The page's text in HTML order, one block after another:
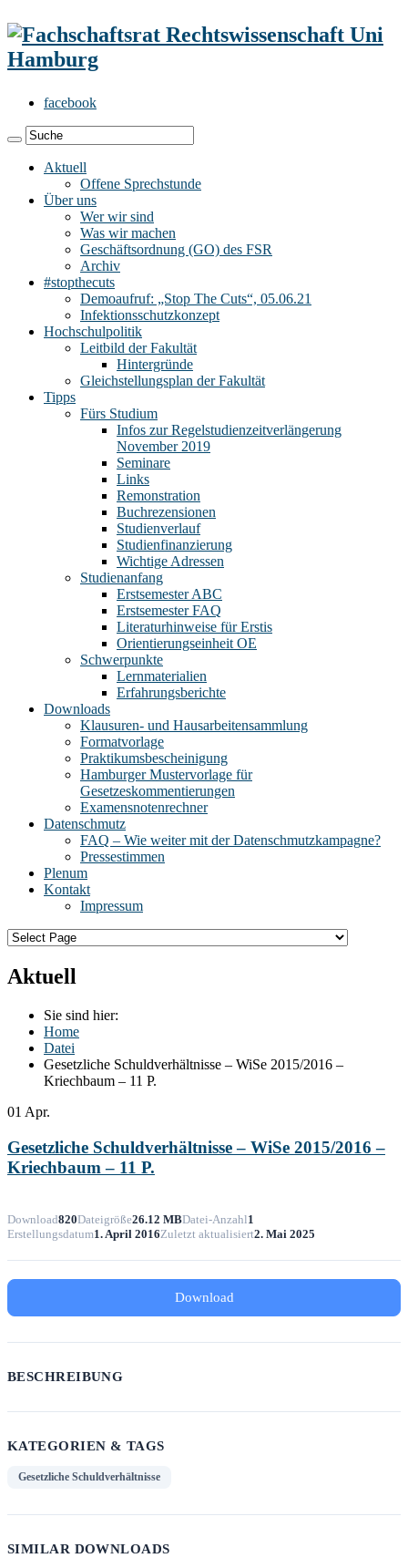
facebook
Aktuell
Offene Sprechstunde
Über uns
Wer wir sind
Was wir machen
Geschäftsordnung (GO) des FSR
Archiv
#stopthecuts
Demoaufruf: „Stop The Cuts“, 05.06.21
Infektionsschutzkonzept
Hochschulpolitik
Leitbild der Fakultät
Hintergründe
Gleichstellungsplan der Fakultät
Tipps
Fürs Studium
Infos zur Regelstudienzeitverlängerung
November 2019
Seminare
Links
Remonstration
Buchrezensionen
Studienverlauf
Studienfinanzierung
Wichtige Adressen
Studienanfang
Erstsemester ABC
Erstsemester FAQ
Literaturhinweise für Erstis
Orientierungseinheit OE
Schwerpunkte
Lernmaterialien
Erfahrungsberichte
Downloads
Klausuren- und Hausarbeitensammlung
Formatvorlage
Praktikumsbescheinigung
Hamburger Mustervorlage für
Gesetzeskommentierungen
Examensnotenrechner
Datenschmutz
FAQ – Wie weiter mit der Datenschmutzkampagne?
Pressestimmen
Plenum
Kontakt
Impressum
Aktuell
Sie sind hier:
Home
Datei
Gesetzliche Schuldverhältnisse – WiSe 2015/2016 –
Kriechbaum – 11 P.
01 Apr.
Gesetzliche Schuldverhältnisse – WiSe 2015/2016 –
Kriechbaum – 11 P.
Download820Dateigröße26.12 MBDatei-Anzahl1
Erstellungsdatum1. April 2016Zuletzt aktualisiert2. Mai 2025
Download
BESCHREIBUNG
KATEGORIEN & TAGS
Gesetzliche Schuldverhältnisse
SIMILAR DOWNLOADS